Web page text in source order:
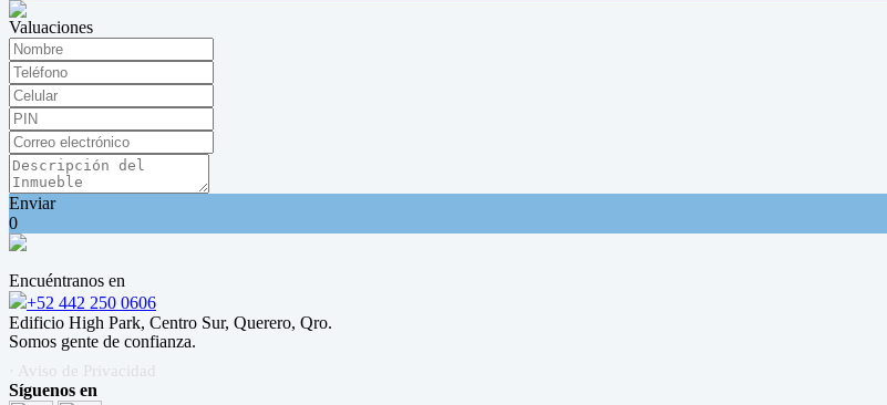
Valuaciones
Enviar
0
Encuéntranos en
+52 442 250 0606
Edificio High Park, Centro Sur, Querero, Qro.
Somos gente de confianza.
· Aviso de Privacidad
Síguenos en